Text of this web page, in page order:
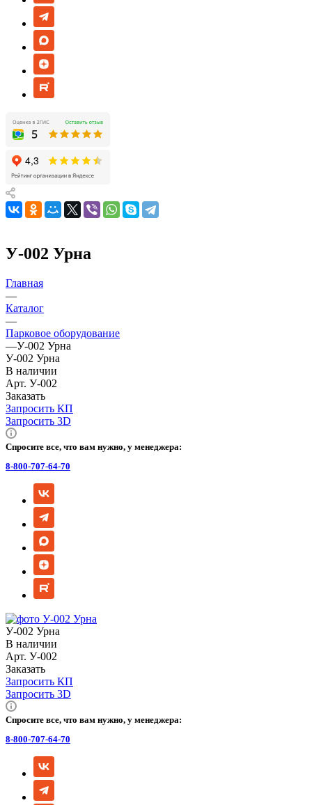
У-002 Урна
Главная
—
Каталог
—
Парковое оборудование
—У-002 Урна
У-002 Урна
В наличии
Арт. У-002
Заказать
Запросить КП
Запросить 3D
Спросите все, что вам нужно, у менеджера:
8-800-707-64-70
У-002 Урна
В наличии
Арт. У-002
Заказать
Запросить КП
Запросить 3D
Спросите все, что вам нужно, у менеджера:
8-800-707-64-70